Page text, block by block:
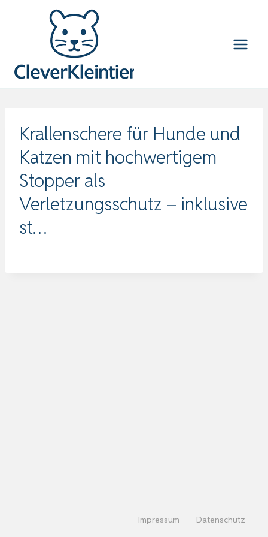
Krallenschere für Hunde und
Katzen mit hochwertigem
Stopper als
Verletzungsschutz – inklusive
st…
Impressum Datenschutz